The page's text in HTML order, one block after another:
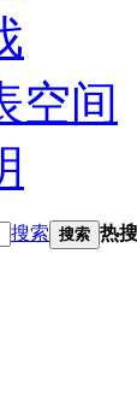
空间
搜索 搜索 热